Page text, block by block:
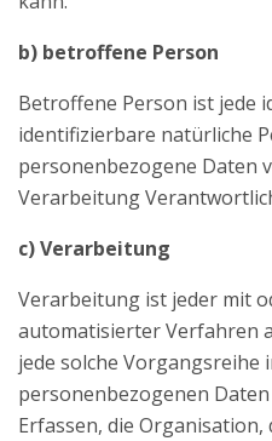
b) betroffene Person
Betroffene Person ist jede
identifizierbare natürliche
personenbezogene Daten
Verarbeitung
c) Verarbeitung
Verarbeitung ist jeder mit
automatisierter Verfahren
jede solche Vorgangsreihe
personenbezogenen
Erfassen, die Organisation,